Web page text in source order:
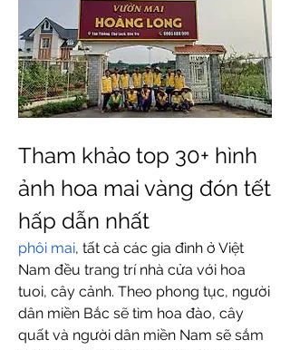
Tham khảo top 30+ hình
ảnh hoa mai vàng đón tết
hấp dẫn nhất
phôi mai, tất cả các gia đình ở Việt
Nam đều trang trí nhà cửa với hoa
tuoi, cây cảnh. Theo phong tục, người
dân miền Bắc sẽ tìm hoa đào, cây
quất và người dân miền Nam sẽ sắm